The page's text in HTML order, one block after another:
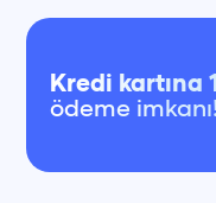
Kredi kartına
ödeme imkanı!